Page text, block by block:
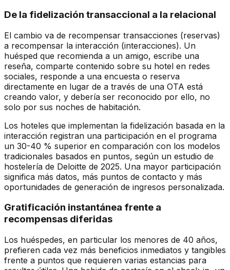
De la fidelización transaccional a la relacional
El cambio va de recompensar transacciones (reservas)
a recompensar la interacción (interacciones). Un
huésped que recomienda a un amigo, escribe una
reseña, comparte contenido sobre su hotel en redes
sociales, responde a una encuesta o reserva
directamente en lugar de a través de una OTA está
creando valor, y debería ser reconocido por ello, no
solo por sus noches de habitación.
Los hoteles que implementan la fidelización basada en la
interacción registran una participación en el programa
un 30-40 % superior en comparación con los modelos
tradicionales basados en puntos, según un estudio de
hostelería de Deloitte de 2025. Una mayor participación
significa más datos, más puntos de contacto y más
oportunidades de generación de ingresos personalizada.
Gratificación instantánea frente a
recompensas diferidas
Los huéspedes, en particular los menores de 40 años,
prefieren cada vez más beneficios inmediatos y tangibles
frente a puntos que requieren varias estancias para